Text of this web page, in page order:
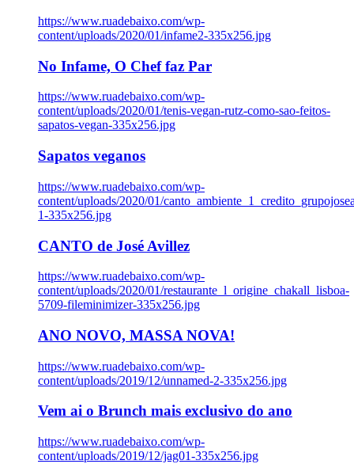
https://www.ruadebaixo.com/wp-
content/uploads/2020/01/infame2-335x256.jpg
No Infame, O Chef faz Par
https://www.ruadebaixo.com/wp-
content/uploads/2020/01/tenis-vegan-rutz-como-sao-feitos-
sapatos-vegan-335x256.jpg
Sapatos veganos
https://www.ruadebaixo.com/wp-
content/uploads/2020/01/
1-335x256.jpg
CANTO de José Avillez
https://www.ruadebaixo.com/wp-
content/uploads/2020/01/restaurante_l_origine_chakall_lisboa-
5709-fileminimizer-335x256.jpg
ANO NOVO, MASSA NOVA!
https://www.ruadebaixo.com/wp-
content/uploads/2019/12/unnamed-2-335x256.jpg
Vem ai o Brunch mais exclusivo do ano
https://www.ruadebaixo.com/wp-
content/uploads/2019/12/jag01-335x256.jpg